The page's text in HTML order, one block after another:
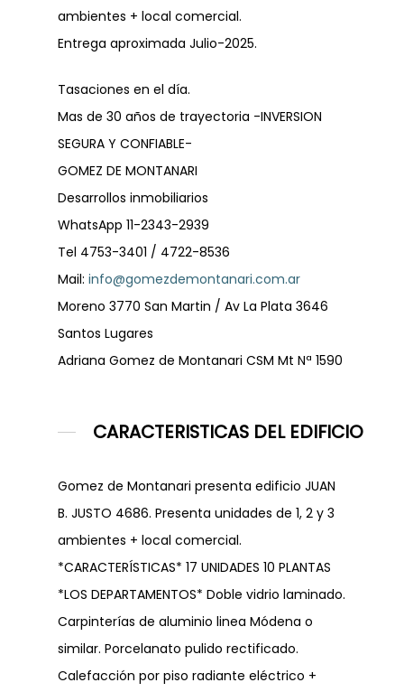
ambientes + local comercial.
Entrega aproximada Julio-2025.
Tasaciones en el día.
Mas de 30 años de trayectoria -INVERSION
SEGURA Y CONFIABLE-
GOMEZ DE MONTANARI
Desarrollos inmobiliarios
WhatsApp 11-2343-2939
Tel 4753-3401 / 4722-8536
Mail: info@gomezdemontanari.com.ar
Moreno 3770 San Martin / Av La Plata 3646
Santos Lugares
Adriana Gomez de Montanari CSM Mt Nª 1590
CARACTERISTICAS DEL EDIFICIO
Gomez de Montanari presenta edificio JUAN
B. JUSTO 4686. Presenta unidades de 1, 2 y 3
ambientes + local comercial.
*CARACTERÍSTICAS* 17 UNIDADES 10 PLANTAS
*LOS DEPARTAMENTOS* Doble vidrio laminado.
Carpinterías de aluminio linea Módena o
similar. Porcelanato pulido rectificado.
Calefacción por piso radiante eléctrico +